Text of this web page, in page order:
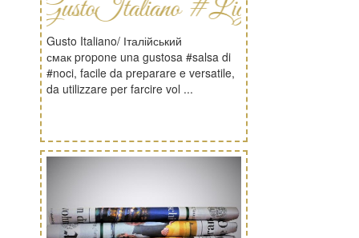
#Liguria
Gusto Italiano/ Італійський
смак propone una gustosa #salsa di
#noci, facile da preparare e versatile,
da utilizzare per farcire vol ...